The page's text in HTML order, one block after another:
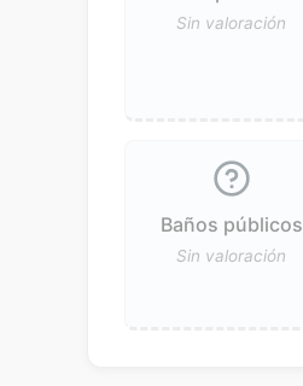
Sin valoración
Baños públicos
Sin valoración